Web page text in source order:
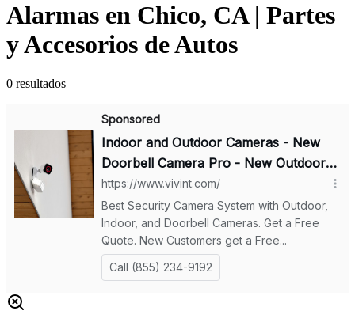
Alarmas en Chico, CA | Partes
y Accesorios de Autos
0 resultados